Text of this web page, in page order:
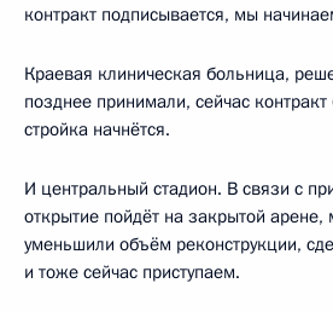
контракт подписывается, мы
Краевая клиническая больница,
позднее принимали, сейчас контракт
стройка начнётся.
И центральный стадион. В связи с
открытие пойдёт на закрытой
уменьшили объём реконструкции,
и тоже сейчас приступаем.